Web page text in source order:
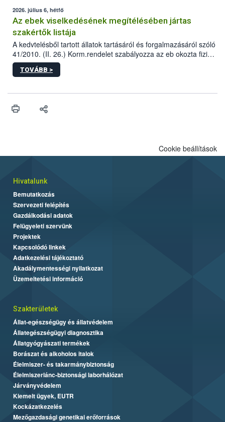
2026. július 6, hétfő
Az ebek viselkedésének megítélésében jártas
szakértők listája
A kedvtelésből tartott állatok tartásáról és forgalmazásáról szóló
41/2010. (II. 26.) Korm.rendelet szabályozza az eb okozta fizikai
sérülés, illetve ennek veszélye keletkezésekor felmerülő
hatósági feladatokat, valamint a veszélyes eb tartását és annak
vonni az ebek viselkedésének megítélésében jártas szakértőt.
TOVÁBB >
Cookie beállítások
Hivatalunk
Bemutatkozás
Szervezeti felépítés
Gazdálkodási adatok
Felügyeleti szervünk
Projektek
Kapcsolódó linkek
Adatkezelési tájékoztató
Akadálymentességi nyilatkozat
Üzemeltetési információ
Szakterületek
Állat-egészségügy és állatvédelem
Állategészségügyi diagnosztika
Állatgyógyászati termékek
Borászat és alkoholos italok
Élelmiszer- és takarmánybiztonság
Élelmiszerlánc-biztonsági laborhálózat
Járványvédelem
Kiemelt ügyek, EUTR
Kockázatkezelés
Mezőgazdasági genetikai erőforrások